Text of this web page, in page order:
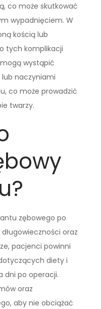
co może skutkować
wypadnięciem. W
kością lub
tych komplikacji
wystąpić
naczyniami
co może prowadzić
twarzy.
zębowego po
oraz
pacjenci powinni
diety i
dni po operacji.
oraz
aby nie obciążać